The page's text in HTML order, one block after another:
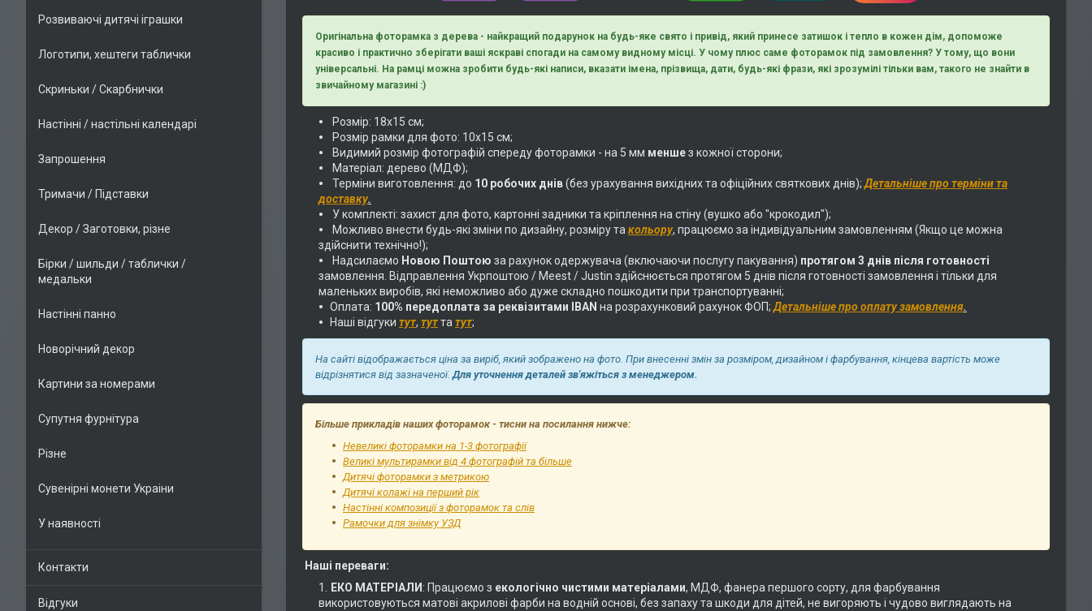
Оригінальна фоторамка з дерева - найкращий подарунок на будь-яке свято і привід, який принесе затишок і тепло в кожен дім, допоможе
красиво і практично зберігати ваші яскраві спогади на самому видному місці. У чому плюс саме фоторамок під замовлення? У тому, що вони
універсальні. На рамці можна зробити будь-які написи, вказати імена, прізвища, дати, будь-які фрази, які зрозумілі тільки вам, такого не знайти в
звичайному магазині :)
Розмір: 18х15 см;
Розмір рамки для фото: 10х15 см;
Видимий розмір фотографій спереду фоторамки - на 5 мм меншез кожної сторони;
Матеріал: дерево (МДФ);
Терміни виготовлення: до 10 робочих днів(без урахування вихідних та офіційних святкових днів);Детальніше про терміни та
доставку.
У комплекті: захист для фото, картонні задники та кріплення на стіну (вушко або "крокодил");
Можливо внести будь-які зміни по дизайну, розміру та кольору, працюємо за індивідуальним замовленням (Якщо це можна
здійснити технічно!);
Надсилаємо Новою Поштою за рахунок одержувача (включаючи послугу пакування) протягом 3 днів після готовності
замовлення. Відправлення Укрпоштою / Meest / Justin здійснюється протягом 5 днів після готовності замовлення і тільки для
маленьких виробів, які неможливо або дуже складно пошкодити при транспортуванні;
Оплата: 100% передоплата за реквізитами IBAN на розрахунковий рахунок ФОП;Детальніше про оплату замовлення.
Наші відгуки тут, тутта тут;
На сайті відображається ціна за виріб, який зображено на фото. При внесенні змін за розміром, дизайном і фарбування, кінцева вартість може
відрізнятися від зазначеної.Для уточнення деталей зв'яжіться з менеджером.
Більше прикладів наших фоторамок - тисни на посилання нижче:
Невеликі фоторамки на 1-3 фотографії
Великі мультирамки від 4 фотографій та більше
Дитячі фоторамки з метрикою
Дитячі колажі на перший рік
Настінні композиції з фоторамок та слів
Рамочки для знімку УЗД
Наші переваги:
ЕКО МАТЕРІАЛИ : Працюємо з екологічно чистими матеріалами, МДФ, фанера першого сорту, для фарбування
використовуються матові акрилові фарби на водній основі, без запаху та шкоди для дітей, не вигоряють і чудово виглядають на
Розвиваючі дитячі іграшки
Логотипи, хештеги таблички
Скриньки / Скарбнички
Настінні / настільні календарі
Запрошення
Тримачи / Підставки
Декор / Заготовки, різне
Бірки / шильди / таблички /
медальки
Настінні панно
Новорічний декор
Картини за номерами
Супутня фурнітура
Різне
Сувенірні монети Украіни
У наявності
Контакти
Відгуки